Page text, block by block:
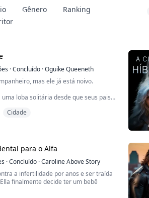
Gênero
Ranking
Bônus
·Concluído ·Oguike Queeneth
mas ele já está noivo.
loba solitária desde que seus pais
quando tinha dez anos. Ela foi forçada
ela foi capturada por uma Alcateia
daqueles qu...
Cidade
para o Alfa
·Concluído ·Caroline Above Story
a infertilidade por anos e ser traída
finalmente decide ter um bebê